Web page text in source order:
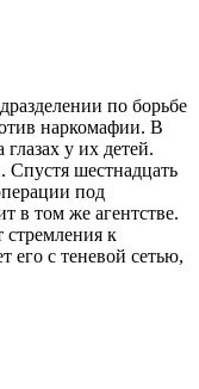
по борьбе
наркомафии. В
у их детей.
Спустя шестнадцать
под
в том же агентстве.
стремления к
его с теневой сетью,